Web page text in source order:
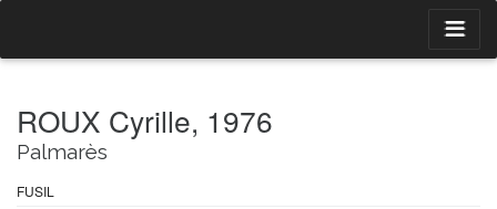
ROUX Cyrille, 1976
Palmarès
FUSIL